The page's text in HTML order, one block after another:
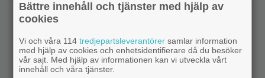
Bättre innehåll och tjänster med hjälp av
cookies
Vi och våra 114tredjepartsleverantörer samlar information
med hjälp av cookies och enhetsidentifierare då du besöker
vår sajt. Med hjälp av informationen kan vi utveckla vårt
innehåll och våra tjänster.